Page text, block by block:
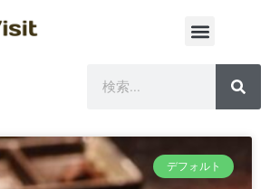
デフォルト